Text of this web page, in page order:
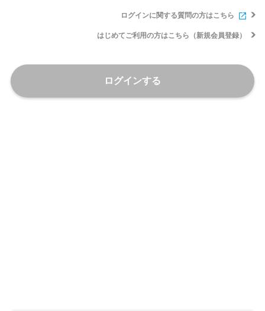
ログインに関する質問の方はこちら
はじめてご利用の方はこちら（新規会員登録）
ログインする